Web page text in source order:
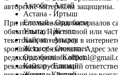
Актобе - Алтай
Астана - Иртыш
Елимай - Ордабасы
Улытау - Женис
Кайрат - Атырау
Жетысу - Окжетпес
Ордабасы - Кайрат
Кайсар - Елимай
авторские материалы защищены.
При использовании материалов
обязательна. При полной или
текстовых материалов в
sportinfo.kz обязательна. Адрес
редакции:
рекламных публикаций